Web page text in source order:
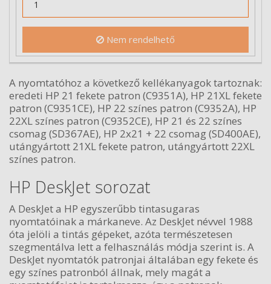
Nem rendelhető
A nyomtatóhoz a következő kellékanyagok tartoznak:
eredeti HP 21 fekete patron (C9351A), HP 21XL fekete
patron (C9351CE), HP 22 színes patron (C9352A), HP
22XL színes patron (C9352CE), HP 21 és 22 színes
csomag (SD367AE), HP 2x21 + 22 csomag (SD400AE),
utángyártott 21XL fekete patron, utángyártott 22XL
színes patron.
HP DeskJet sorozat
A DeskJet a HP egyszerűbb tintasugaras
nyomtatóinak a márkaneve. Az DeskJet névvel 1988
óta jelöli a tintás gépeket, azóta természetesen
szegmentálva lett a felhasználás módja szerint is. A
DeskJet nyomtatók patronjai általában egy fekete és
egy színes patronból állnak, mely magát a